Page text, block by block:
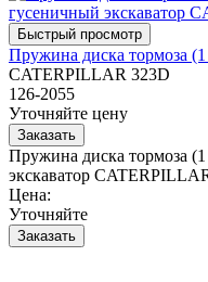
Пружина диска тормоза
CATERPILLAR 323D
126-2055
Уточняйте цену
Пружина диска тормоза
экскаватор
Цена:
Уточняйте